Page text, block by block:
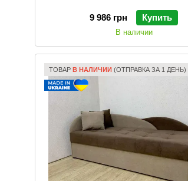
9 986 грн Купить
В наличии
ТОВАР В НАЛИЧИИ (ОТПРАВКА ЗА 1 ДЕНЬ)